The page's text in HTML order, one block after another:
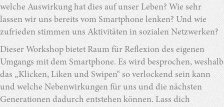
welche Auswirkung hat dies auf unser Leben? Wie sehr
lassen wir uns bereits vom Smartphone lenken? Und wie
zufrieden stimmen uns Aktivitäten in sozialen Netzwerken?
Dieser Workshop bietet Raum für Reflexion des eigenen
Umgangs mit dem Smartphone. Es wird besprochen, weshalb
das „Klicken, Liken und Swipen“ so verlockend sein kann
und welche Nebenwirkungen für uns und die nächsten
Generationen dadurch entstehen können. Lass dich